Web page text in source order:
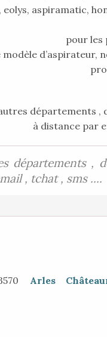
, eolys, aspiramatic,
pour les
d’aspirateur,
départements ,
à distance par
départements ,
, tchat , sms ....
Arles